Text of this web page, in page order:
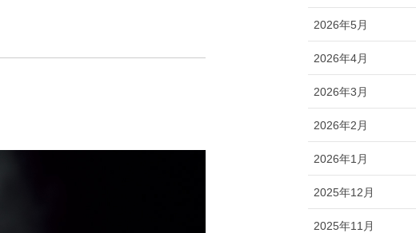
2026年5月
2026年4月
2026年3月
2026年2月
2026年1月
2025年12月
2025年11月